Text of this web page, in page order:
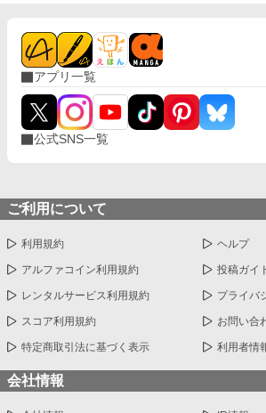
アプリ一覧
公式SNS一覧
ご利用について
利用規約 ヘルプ
アルファコイン利用規約 投稿ガイ
レンタルサービス利用規約 プライバ
スコア利用規約 お問い合
特定商取引法に基づく表示 利用者情
会社情報